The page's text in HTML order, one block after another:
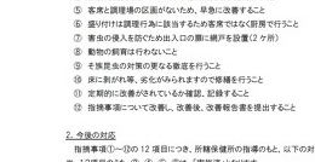
製造業のIT導入・活用を支援
モノづくり技術者専門サイト
エレクトロニクス専門サイト